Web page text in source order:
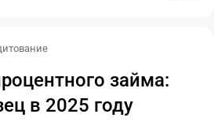
займа:
в 2025 году